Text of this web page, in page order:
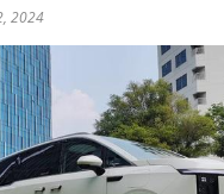
2024